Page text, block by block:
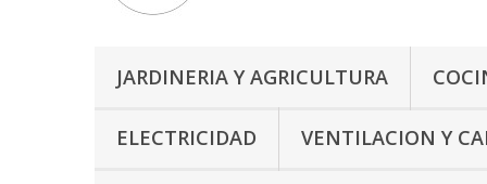
JARDINERIA Y AGRICULTURA
ELECTRICIDAD VENTILACION Y